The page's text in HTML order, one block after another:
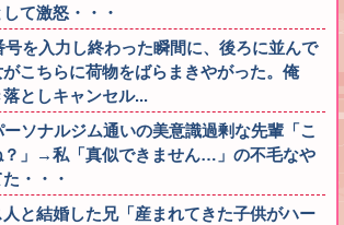
て激怒・・・
を入力し終わった瞬間に、後ろに並んで
こちらに荷物をばらまきやがった。俺
落としキャンセル...
ソナルジム通いの美意識過剰な先輩「こ
？」→私「真似できません…」の不毛なや
・・・
人と結婚した兄「産まれてきた子供がハー